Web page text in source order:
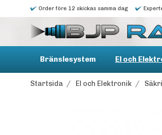
Order före 12 skickas samma dag
Bränslesystem El och
Startsida / El och Elektronik /